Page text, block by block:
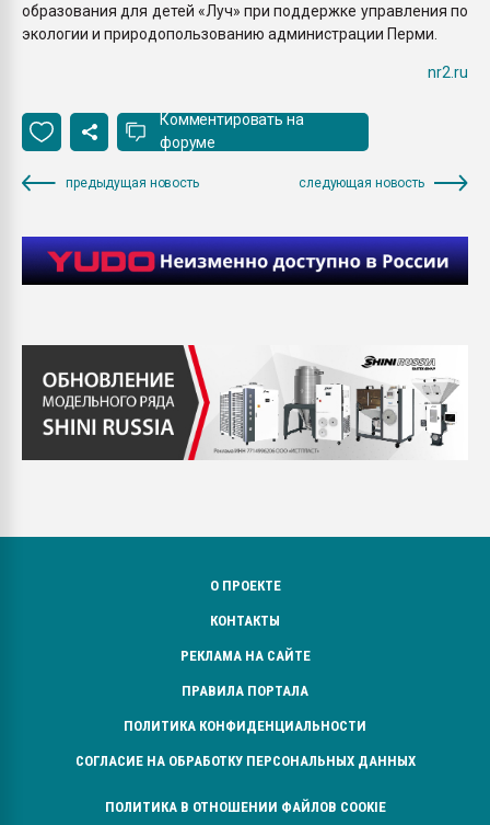
образования для детей «Луч» при поддержке управления по
экологии и природопользованию администрации Перми.
nr2.ru
Комментировать на
форуме
предыдущая новость следующая новость
О ПРОЕКТЕ
КОНТАКТЫ
РЕКЛАМА НА САЙТЕ
ПРАВИЛА ПОРТАЛА
ПОЛИТИКА КОНФИДЕНЦИАЛЬНОСТИ
СОГЛАСИЕ НА ОБРАБОТКУ ПЕРСОНАЛЬНЫХ ДАННЫХ
ПОЛИТИКА В ОТНОШЕНИИ ФАЙЛОВ COOKIE